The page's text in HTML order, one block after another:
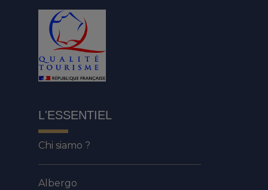
L'ESSENTIEL
Chi siamo ?
Albergo